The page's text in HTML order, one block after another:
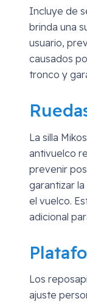
Incluye de
brinda una
usuario,
causados
tronco y
La silla
antivuelco
prevenir
garantizar
el vuelco.
adicional
Los
ajuste